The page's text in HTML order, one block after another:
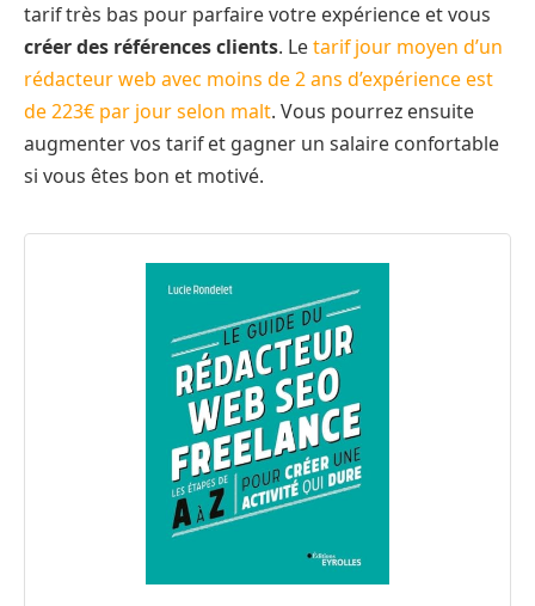
tarif très bas pour parfaire votre expérience et vous
créer des références clients. Letarif jour moyen d’un
rédacteur web avec moins de 2 ans d’expérience est
de 223€ par jour selon malt. Vous pourrez ensuite
augmenter vos tarif et gagner un salaire confortable
si vous êtes bon et motivé.